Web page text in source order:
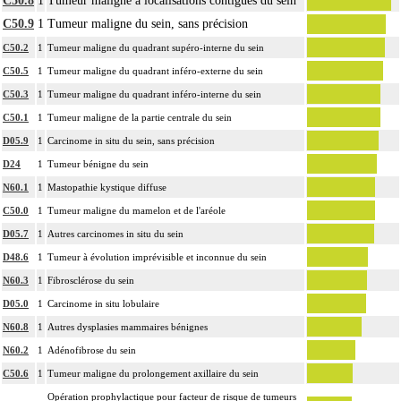
Notes
L'examen histopathologique de biopsie inclut : l'échantillonnage, la fixation,
l'inclusion, la préparation microscopique avec une coloration standard à base
d'hémalun ou d'hématoxyline-éosine ou de phloxine avec ou sans safran, avec
ou sans photographie, l'interprétation, les éventuels réexamens aux divers
Avec ou sans : coloration spéciale
coupes sériées
empreinte par apposition cellulaire
écrasis cellulaire
L'examen anatomopathologique, inclut : l'examen macroscopique et
microscopique de pièce d'exérèse
16.2.6
L'examen anatomopathologique d'un organe inclut : l'examen du feuillet
16.2.6
L'examen anatomopathologique de pièce d'exérèse inclut : l'échantillonnage,
la fixation, l'inclusion, la préparation microscopique avec une coloration
standard à base d'hémalun ou d'hématoxyline-éosine ou de phloxine avec ou
sans safran, avec ou sans photographie, l'interprétation, les éventuels
réexamens aux divers stades de réalisation, le compte rendu, le codage
Avec ou sans : coloration spéciale
C50.9 1 Tumeur maligne du sein, sans précision
C50.2 1 Tumeur maligne du quadrant supéro-interne du sein
C50.5 1 Tumeur maligne du quadrant inféro-externe du sein
C50.3 1 Tumeur maligne du quadrant inféro-interne du sein
C50.1 1 Tumeur maligne de la partie centrale du sein
D05.9 1 Carcinome in situ du sein, sans précision
D24 1 Tumeur bénigne du sein
N60.1 1 Mastopathie kystique diffuse
C50.0 1 Tumeur maligne du mamelon et de l'aréole
D05.7 1 Autres carcinomes in situ du sein
D48.6 1 Tumeur à évolution imprévisible et inconnue du sein
N60.3 1 Fibrosclérose du sein
D05.0 1 Carcinome in situ lobulaire
N60.8 1 Autres dysplasies mammaires bénignes
N60.2 1 Adénofibrose du sein
C50.6 1 Tumeur maligne du prolongement axillaire du sein
Opération prophylactique pour facteur de risque de tumeurs